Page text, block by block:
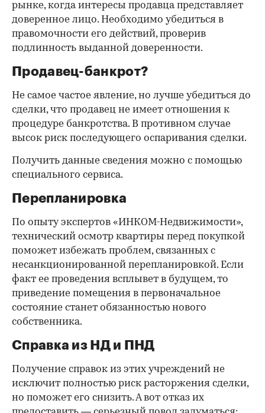
рынке, когда интересы продавца представляет
доверенное лицо. Необходимо убедиться в
правомочности его действий, проверив
подлинность выданной доверенности.
Продавец-банкрот?
Не самое частое явление, но лучше убедиться до
сделки, что продавец не имеет отношения к
процедуре банкротства. В противном случае
высок риск последующего оспаривания сделки.
Получить данные сведения можно с помощью
специального сервиса.
Перепланировка
По опыту экспертов «ИНКОМ-Недвижимости»,
технический осмотр квартиры перед покупкой
поможет избежать проблем, связанных с
несанкционированной перепланировкой. Если
факт ее проведения всплывет в будущем, то
приведение помещения в первоначальное
состояние станет обязанностью нового
собственника.
Справка из НД и ПНД
Получение справок из этих учреждений не
исключит полностью риск расторжения сделки,
но поможет его снизить. А вот отказ их